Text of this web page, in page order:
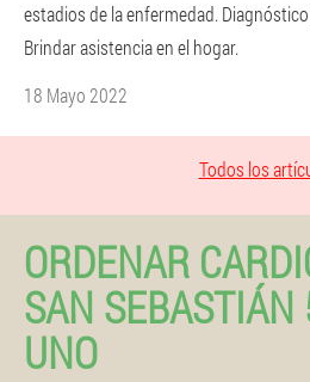
estadios de la enfermedad.
Brindar asistencia en el hogar.
18 Mayo 2022
Todos los
ORDENAR
SAN SEBASTIÁN
UNO